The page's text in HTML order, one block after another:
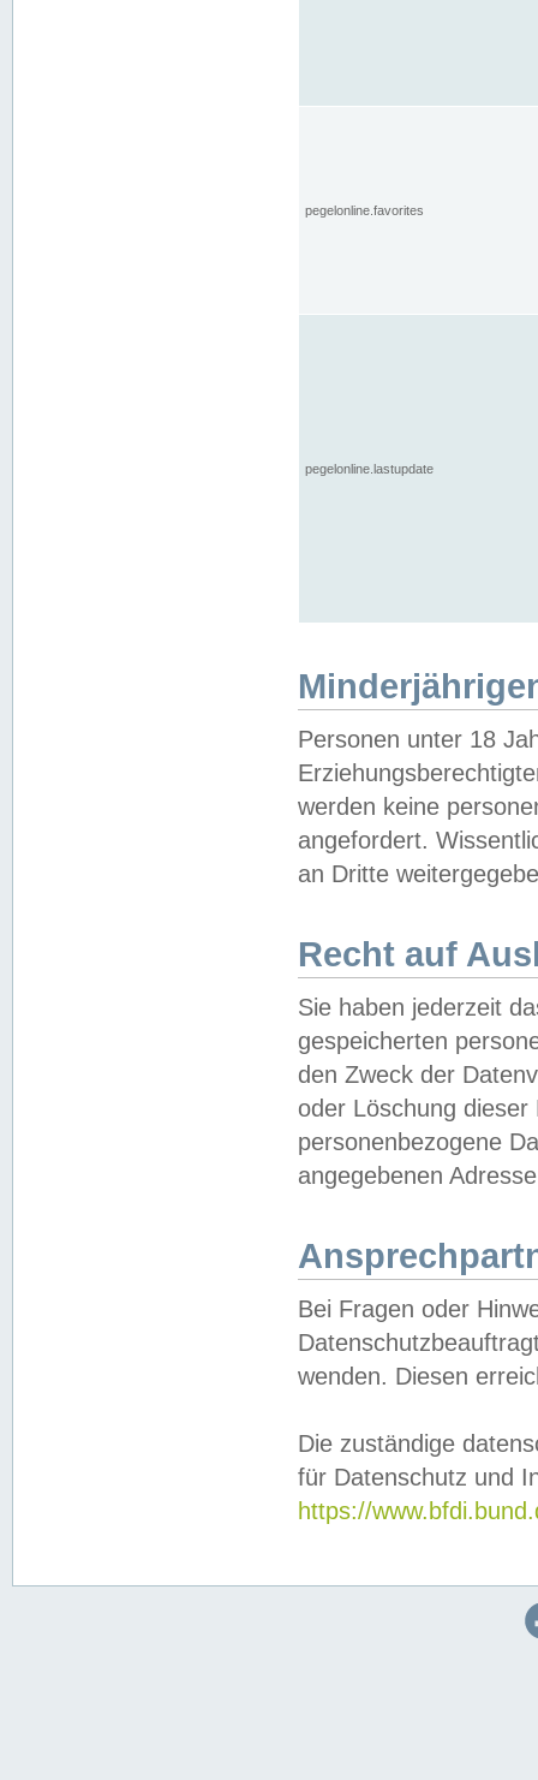
pegelonline.favorites
pegelonline.lastupdate
Personen unter 18
werden keine
angefordert.
an Dritte
Recht auf
Sie haben jederzeit
gespeicherten
den Zweck der
oder Löschung
personenbezogene
angegebenen
Bei Fragen oder
wenden. Diesen
Die zuständige
für Datenschutz und
https://